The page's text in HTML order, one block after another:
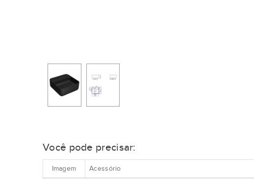
Você pode precisar:
Imagem Acessório